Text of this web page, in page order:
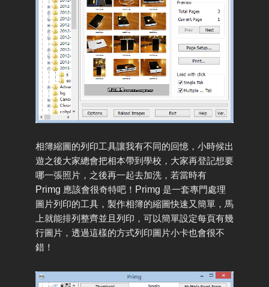
相簿縮圖的列印工具讓我有不同的回憶，小時候出
遊之後大家總會把相本帶到學校，大家再登記想要
哪一張照片，之後再一起去加洗，若當時有
Primg 應該會很奇特吧！ Primg 是一套專門處理
圖片列印的工具，製作相簿的縮圖快速又簡單，馬
上就能排列整齊並且列印，可以簡單設定每頁有幾
行圖片，透過這樣的方式列印圖片小卡也會很不
錯！